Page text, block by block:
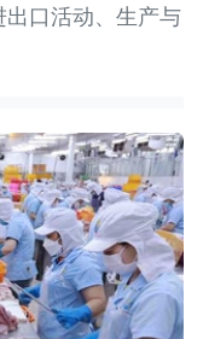
口活动、生产与